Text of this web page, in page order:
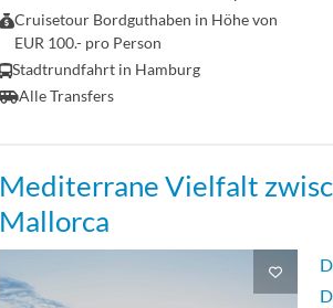
Cruisetour Bordguthaben in Höhe von
EUR 100.- pro Person
Stadtrundfahrt in Hamburg
Alle Transfers
Mediterrane Vielfalt
Mallorca